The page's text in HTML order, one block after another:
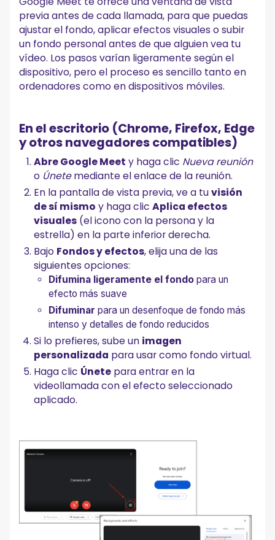
previa antes de cada llamada, para que puedas
ajustar el fondo, aplicar efectos visuales o subir
un fondo personal antes de que alguien vea tu
vídeo. Los pasos varían ligeramente según el
dispositivo, pero el proceso es sencillo tanto en
ordenadores como en dispositivos móviles.
En el escritorio (Chrome, Firefox, Edge
y otros navegadores compatibles)
Abre Google Meet y haga clic Nueva reunión
o Únetemediante el enlace de la reunión.
En la pantalla de vista previa, ve a tuvisión
de sí mismo y haga clicAplica efectos
visuales (el icono con la persona y la
estrella) en la parte inferior derecha.
Bajo Fondos y efectos, elija una de las
siguientes opciones:
Difumina ligeramente el fondopara un
efecto más suave
Difuminar para un desenfoque de fondo más
intenso y detalles de fondo reducidos
Si lo prefieres, sube un imagen
personalizada para usar como fondo virtual.
Haga clic Únete para entrar en la
videollamada con el efecto seleccionado
aplicado.